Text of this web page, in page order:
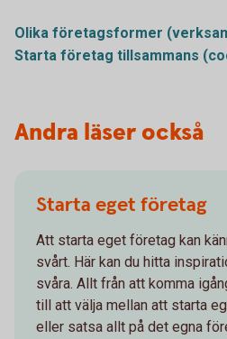
Olika företagsformer
Starta företag tillsammans
Andra läser också
Starta eget företag
Att starta eget företag kan
svårt. Här kan du hitta
svåra. Allt från att komma
till att välja mellan att starta
eller satsa allt på det egna